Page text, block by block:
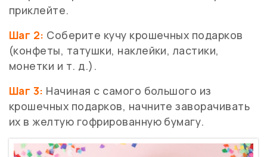
приклейте.
Шаг 2: Соберите кучу крошечных подарков
(конфеты, татушки, наклейки, ластики,
монетки и т. д.).
Шаг 3: Начиная с самого большого из
крошечных подарков, начните заворачивать
их в желтую гофрированную бумагу.